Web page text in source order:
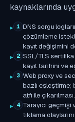
kaynaklarında
1 DNS sorgu
çözümleme
kayıt değişimini
2 SSL/TLS
kayıt tarihini ve
3 Web proxy ve
bazlı eşleştirme;
atfı ile çıkarılması.
4 Tarayıcı
tıklama